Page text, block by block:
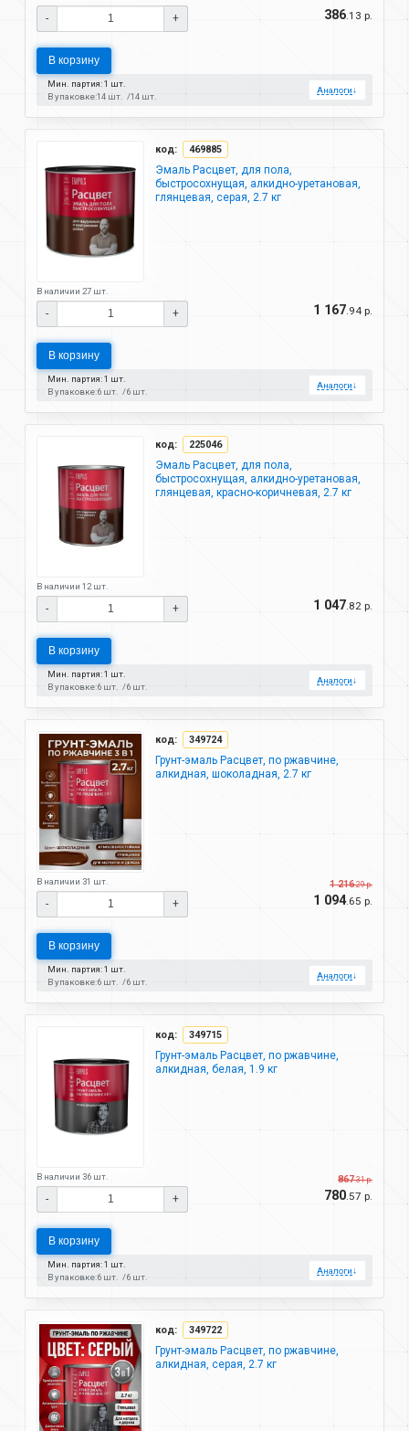
- + 386.13 р.
В корзину
Мин. партия: 1 шт.
В упаковке:14 шт. 14 шт.
Аналоги↓
код: 469885
Эмаль Расцвет, для пола,
быстросохнущая, алкидно-уретановая,
глянцевая, серая, 2.7 кг
В наличии 27 шт.
- + 1 167.94 р.
В корзину
Мин. партия: 1 шт.
В упаковке:6 шт. 6 шт.
Аналоги↓
код: 225046
Эмаль Расцвет, для пола,
быстросохнущая, алкидно-уретановая,
глянцевая, красно-коричневая, 2.7 кг
В наличии 12 шт.
- + 1 047.82 р.
В корзину
Мин. партия: 1 шт.
В упаковке:6 шт. 6 шт.
Аналоги↓
код: 349724
Грунт-эмаль Расцвет, по ржавчине,
алкидная, шоколадная, 2.7 кг
В наличии 31 шт.
- +
1 216.29 р.
1 094.65 р.
В корзину
Мин. партия: 1 шт.
В упаковке:6 шт. 6 шт.
Аналоги↓
код: 349715
Грунт-эмаль Расцвет, по ржавчине,
алкидная, белая, 1.9 кг
В наличии 36 шт.
- +
867.31 р.
780.57 р.
В корзину
Мин. партия: 1 шт.
В упаковке:6 шт. 6 шт.
Аналоги↓
код: 349722
Грунт-эмаль Расцвет, по ржавчине,
алкидная, серая, 2.7 кг